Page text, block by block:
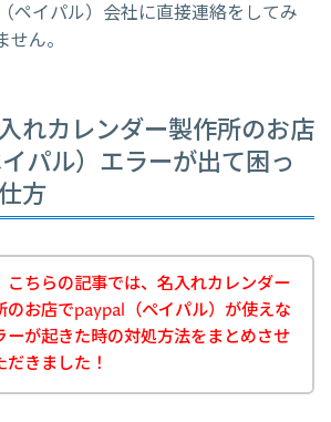
ペイパル）会社に直接連絡をしてみ
ん。
入れカレンダー製作所のお店
パル）エラーが出て困っ
方
こちらの記事では、名入れカレンダー
のお店でpaypal（ペイパル）が使えな
ーが起きた時の対処方法をまとめさせ
だきました！